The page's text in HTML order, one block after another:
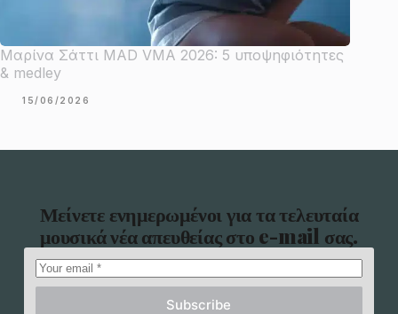
Μαρίνα Σάττι MAD VMA 2026: 5 υποψηφιότητες
& medley
15/06/2026
Μείνετε ενημερωμένοι για τα τελευταία
μουσικά νέα απευθείας στο e-mail σας.
Subscribe